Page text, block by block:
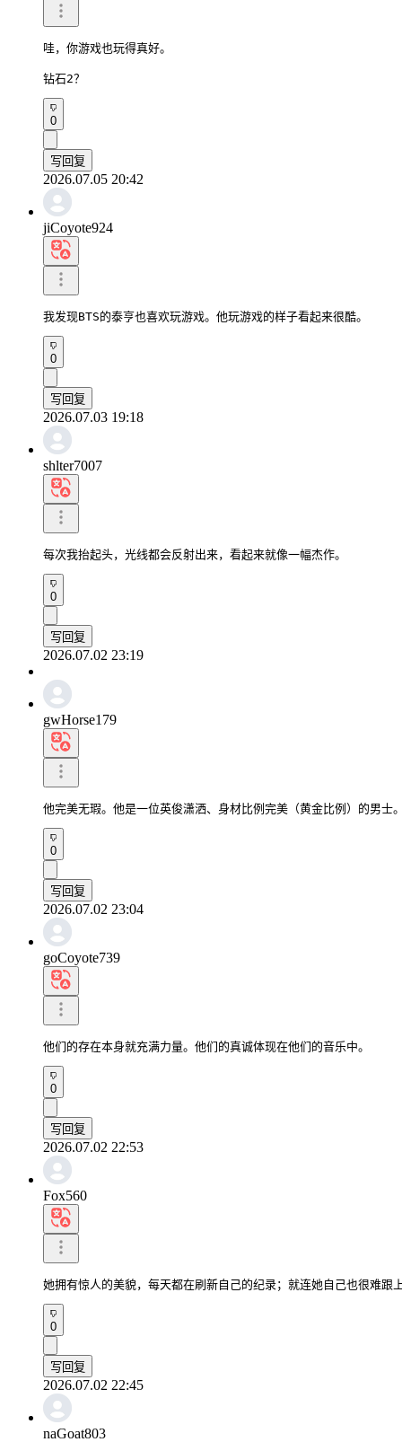
哇，你游戏也玩得真好。
钻石2？
0
写回复
2026.07.05 20:42
jiCoyote924
我发现BTS的泰亨也喜欢玩游戏。他玩游戏的样子看起来很酷。
0
写回复
2026.07.03 19:18
shlter7007
每次我抬起头，光线都会反射出来，看起来就像一幅杰作。
0
写回复
2026.07.02 23:19
gwHorse179
他完美无瑕。他是一位英俊潇洒、身材比例完美（黄金比例）的男士
0
写回复
2026.07.02 23:04
goCoyote739
他们的存在本身就充满力量。他们的真诚体现在他们的音乐中。
0
写回复
2026.07.02 22:53
Fox560
她拥有惊人的美貌，每天都在刷新自己的纪录；就连她自己也很难跟
0
写回复
2026.07.02 22:45
naGoat803